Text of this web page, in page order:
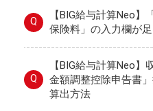
Q
【BIG給与計算Neo
保険料」の入力欄が
Q
【BIG給与計算Neo
金額調整控除申告書
算出方法